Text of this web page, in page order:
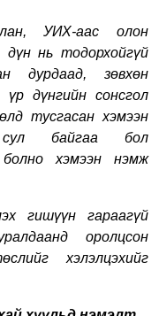
УИХ-аас олон
дүн нь тодорхойгүй
дурдаад, зөвхөн
үр дүнгийн сонсгол
тусгасан хэмээн
сул байгаа бол
болно хэмээн нэмж
гишүүн гараагүй
оролцсон
хэлэлцэхийг